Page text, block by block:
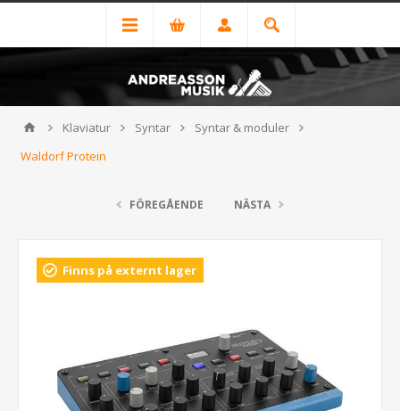
Klaviatur Syntar
Syntar & moduler
Waldorf Protein
FÖREGÅENDE NÄSTA
Finns på externt lager